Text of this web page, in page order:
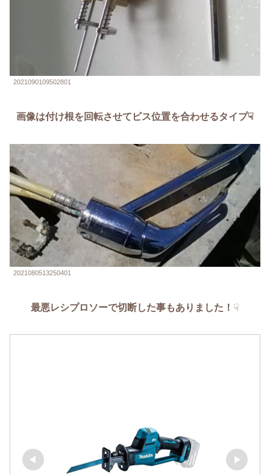
2021090109502801
画像は付け根を回転させてビス位置を合わせるタイプ☟
2021080513250401
最悪レシプロソーで切断した事もありました！ ☟